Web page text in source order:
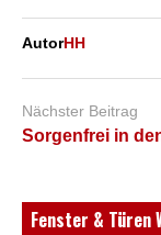
AutorHH
Nächster Beitrag
Sorgenfrei in
Fenster & Türen